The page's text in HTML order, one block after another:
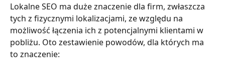
Lokalne SEO ma duże znaczenie dla firm, zwłaszcza
tych z fizycznymi lokalizacjami, ze względu na
możliwość łączenia ich z potencjalnymi klientami w
pobliżu. Oto zestawienie powodów, dla których ma
to znaczenie: